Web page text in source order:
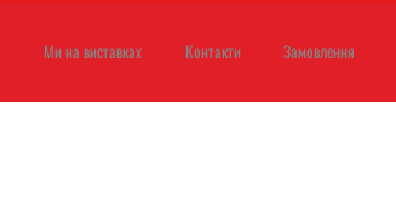
Ми на виставках Контакти Замовлення